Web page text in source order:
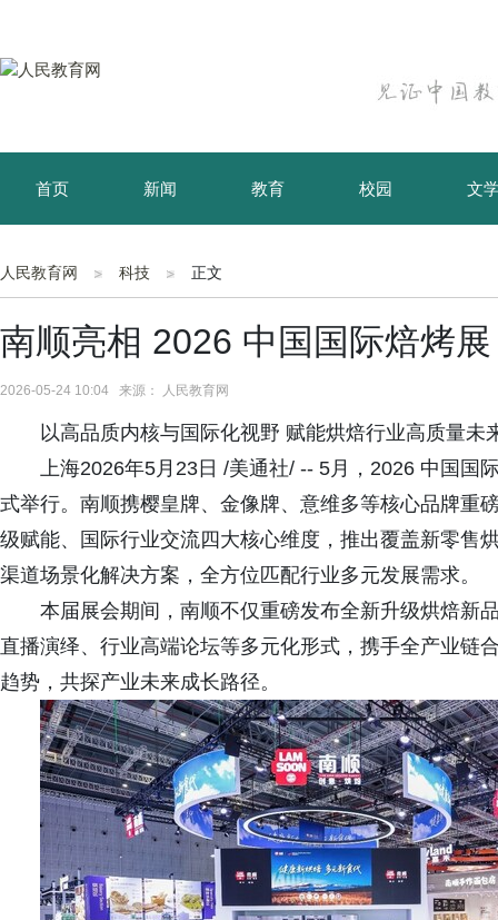
首页 新闻 教育 校园 文
育儿 资讯
人民教育网 科技 正文
南顺亮相 2026 中国国际焙烤展
2026-05-24 10:04 来源： 人民教育网
以高品质内核与国际化视野 赋能烘焙行业高质量未
上海2026年5月23日 /美通社/ -- 5月，2026 中国国
式举行。南顺携樱皇牌、金像牌、意维多等核心品牌重
级赋能、国际行业交流四大核心维度，推出覆盖新零售
渠道场景化解决方案，全方位匹配行业多元发展需求。
本届展会期间，南顺不仅重磅发布全新升级烘焙新
直播演绎、行业高端论坛等多元化形式，携手全产业链
趋势，共探产业未来成长路径。